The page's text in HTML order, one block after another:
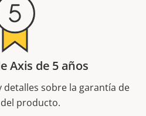
Axis de 5 años
sobre la garantía de
producto.